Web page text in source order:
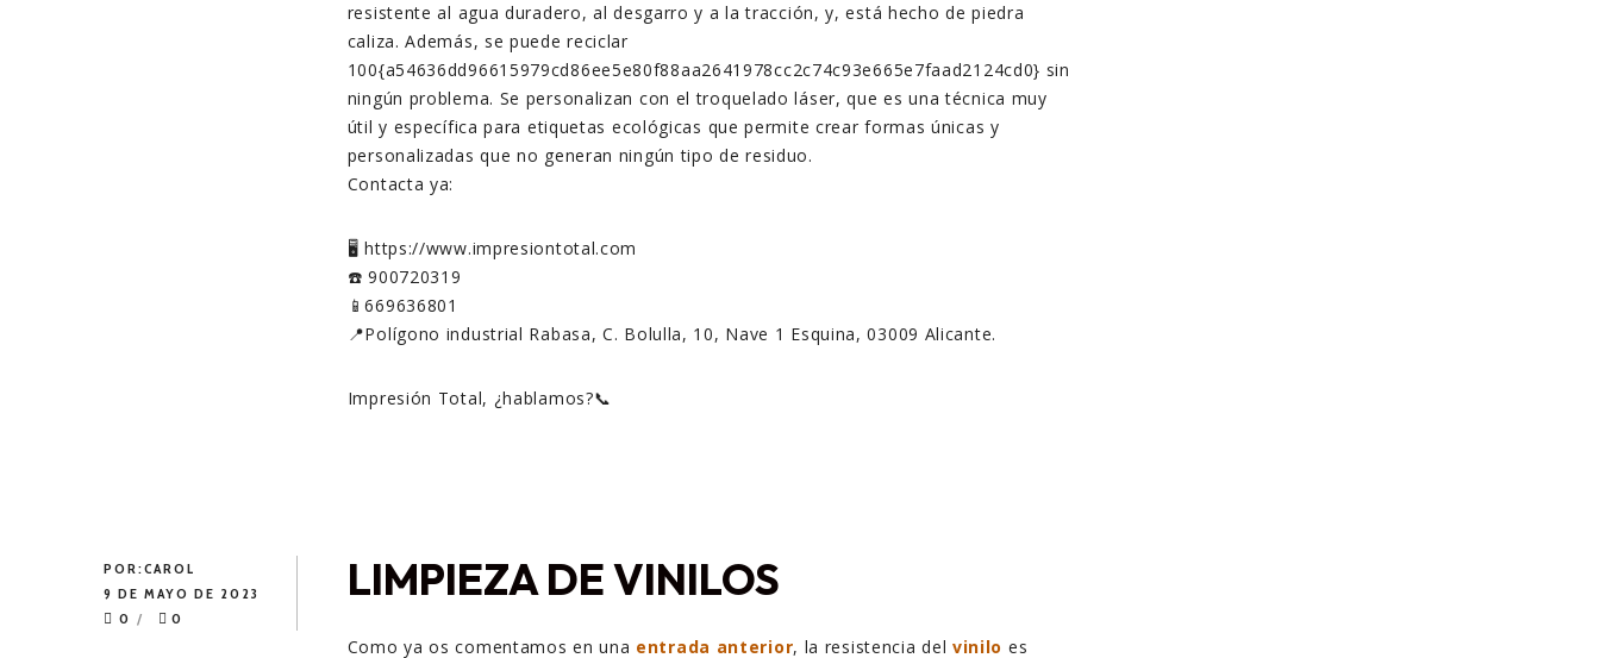
resistente al agua duradero, al desgarro y a la tracción, y, está hecho de piedra
caliza. Además, se puede reciclar
100{a54636dd96615979cd86ee5e80f88aa2641978cc2c74c93e665e7faad2124cd0} sin
ningún problema. Se personalizan con el troquelado láser, que es una técnica muy
útil y específica para etiquetas ecológicas que permite crear formas únicas y
personalizadas que no generan ningún tipo de residuo.
Contacta ya:
🖥️ https://www.impresiontotal.com
☎️ 900720319
📱669636801
📍Polígono industrial Rabasa, C. Bolulla, 10, Nave 1 Esquina, 03009 Alicante.
Impresión Total, ¿hablamos?📞
POR:CAROL
9 DE MAYO DE 2023
0
0
LIMPIEZA DE VINILOS
Como ya os comentamos en una entrada anterior, la resistencia del vinilo es